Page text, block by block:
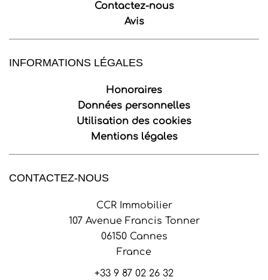
Contactez-nous
Avis
INFORMATIONS LÉGALES
Honoraires
Données personnelles
Utilisation des cookies
Mentions légales
CONTACTEZ-NOUS
CCR Immobilier
107 Avenue Francis Tonner
06150Cannes
France
+33 9 87 02 26 32